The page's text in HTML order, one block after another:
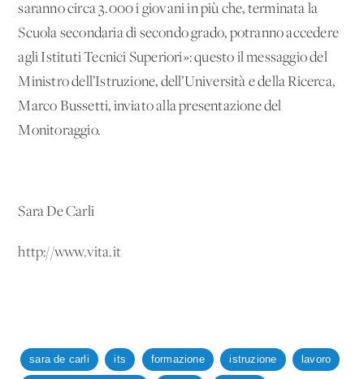
saranno circa 3.000 i giovani in più che, terminata la
Scuola secondaria di secondo grado, potranno accedere
agli Istituti Tecnici Superiori»: questo il messaggio del
Ministro dell’Istruzione, dell’Università e della Ricerca,
Marco Bussetti, inviato alla presentazione del
Monitoraggio.
Sara De Carli
http://www.vita.it
sara de carli its formazione istruzione lavoro